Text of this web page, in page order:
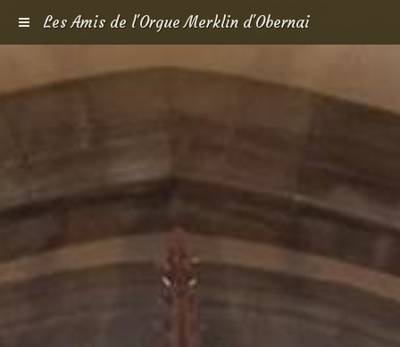
Les Amis de l'Orgue Merklin d'Obernai